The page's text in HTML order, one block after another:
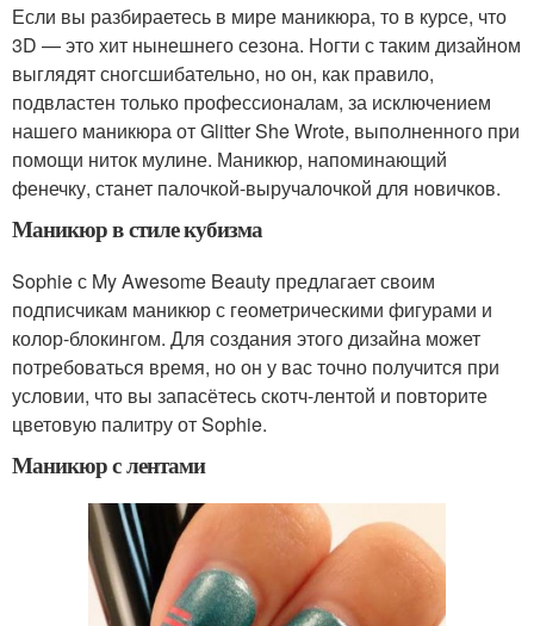
Если вы разбираетесь в мире маникюра, то в курсе, что
3D — это хит нынешнего сезона. Ногти с таким дизайном
выглядят сногсшибательно, но он, как правило,
подвластен только профессионалам, за исключением
нашего маникюра от Glitter She Wrote, выполненного при
помощи ниток мулине. Маникюр, напоминающий
фенечку, станет палочкой-выручалочкой для новичков.
Маникюр в стиле кубизма
Sophie с My Awesome Beauty предлагает своим
подписчикам маникюр с геометрическими фигурами и
колор-блокингом. Для создания этого дизайна может
потребоваться время, но он у вас точно получится при
условии, что вы запасётесь скотч-лентой и повторите
цветовую палитру от Sophie.
Маникюр с лентами